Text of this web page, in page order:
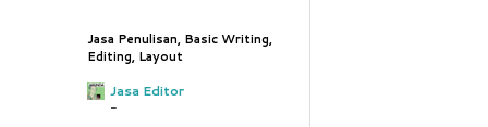
Jasa Penulisan, Basic Writing,
Editing, Layout
Jasa Editor
-